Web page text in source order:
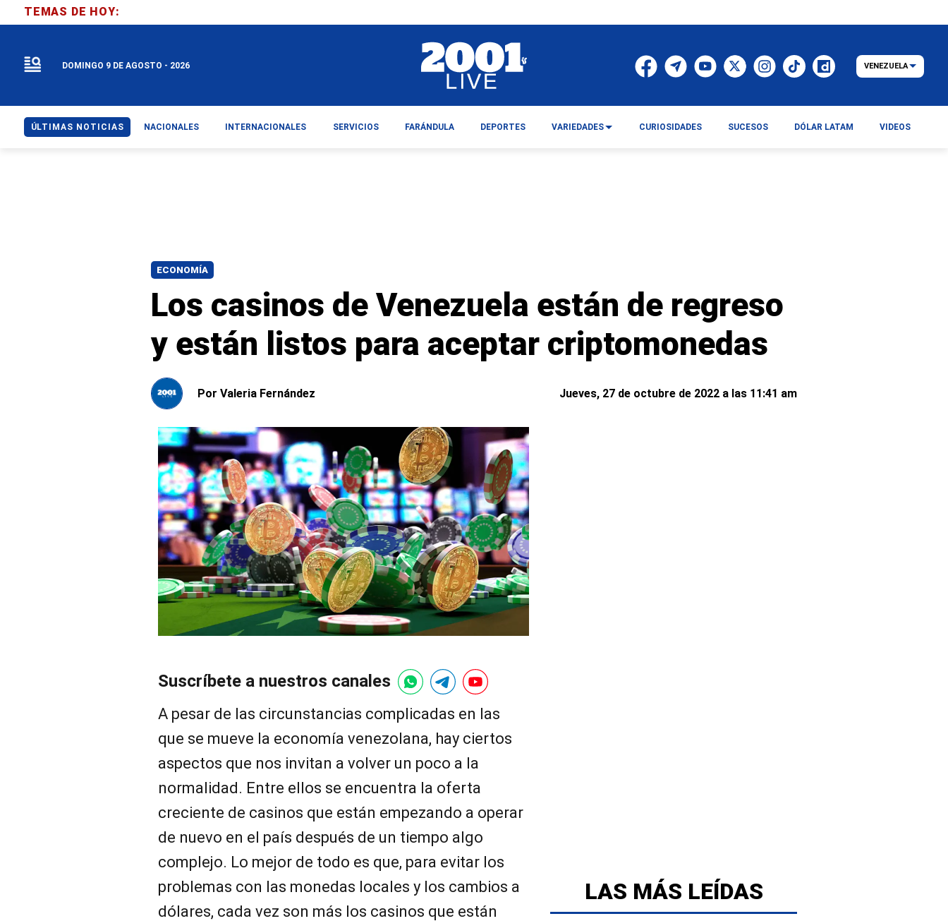
ECONOMÍA
Los casinos de Venezuela están de regreso
y están listos para aceptar criptomonedas
Por Valeria Fernández Jueves, 27 de octubre de 2022 a las 11:41 am
Suscríbete a nuestros canales
A pesar de las circunstancias complicadas en las
que se mueve la economía venezolana, hay ciertos
aspectos que nos invitan a volver un poco a la
normalidad. Entre ellos se encuentra la oferta
creciente de casinos que están empezando a operar
de nuevo en el país después de un tiempo algo
complejo. Lo mejor de todo es que, para evitar los
problemas con las monedas locales y los cambios a
dólares, cada vez son más los casinos que están
LAS MÁS LEÍDAS
TEMAS DE HOY:
DOMINGO 9 DE AGOSTO - 2026 VENEZUELA
ÚLTIMAS NOTICIAS NACIONALES INTERNACIONALES SERVICIOS FARÁNDULA DEPORTES VARIEDADES CURIOSIDADES SUCESOS DÓLAR LATAM VIDEOS